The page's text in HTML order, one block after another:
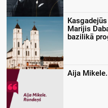
Marijis
bazilikā
Aija Mikele.